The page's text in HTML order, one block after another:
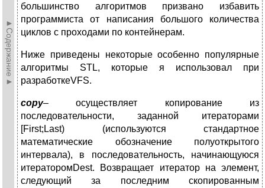
►Содержание►
большинство алгоритмов призвано избавить
программиста от написания большого количества
циклов с проходами по контейнерам.
Ниже приведены некоторые особенно популярные
алгоритмы STL, которые я использовал при
разработкеVFS.
copy– осуществляет копирование из
последовательности, заданной итераторами
[First;Last) (используются стандартное
математические обозначение полуоткрытого
интервала), в последовательность, начинающуюся
итераторомDest. Возвращает итератор на элемент,
следующий за последним скопированным